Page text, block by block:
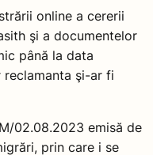
online a cererii
şi a documentelor
până la data
şi-ar fi
02.08.2023 emisă de
prin care i se